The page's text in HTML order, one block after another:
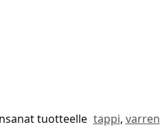
tuotteelle tappi, varren